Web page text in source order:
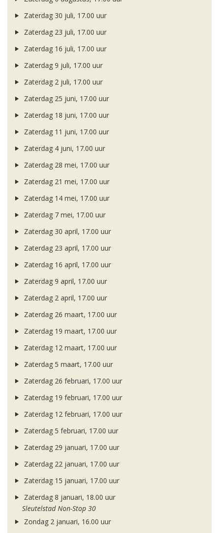
Zaterdag 30 juli, 17.00 uur
Zaterdag 23 juli, 17.00 uur
Zaterdag 16 juli, 17.00 uur
Zaterdag 9 juli, 17.00 uur
Zaterdag 2 juli, 17.00 uur
Zaterdag 25 juni, 17.00 uur
Zaterdag 18 juni, 17.00 uur
Zaterdag 11 juni, 17.00 uur
Zaterdag 4 juni, 17.00 uur
Zaterdag 28 mei, 17.00 uur
Zaterdag 21 mei, 17.00 uur
Zaterdag 14 mei, 17.00 uur
Zaterdag 7 mei, 17.00 uur
Zaterdag 30 april, 17.00 uur
Zaterdag 23 april, 17.00 uur
Zaterdag 16 april, 17.00 uur
Zaterdag 9 april, 17.00 uur
Zaterdag 2 april, 17.00 uur
Zaterdag 26 maart, 17.00 uur
Zaterdag 19 maart, 17.00 uur
Zaterdag 12 maart, 17.00 uur
Zaterdag 5 maart, 17.00 uur
Zaterdag 26 februari, 17.00 uur
Zaterdag 19 februari, 17.00 uur
Zaterdag 12 februari, 17.00 uur
Zaterdag 5 februari, 17.00 uur
Zaterdag 29 januari, 17.00 uur
Zaterdag 22 januari, 17.00 uur
Zaterdag 15 januari, 17.00 uur
Zaterdag 8 januari, 18.00 uur
Sleutelstad Non-Stop 30
Zondag 2 januari, 16.00 uur